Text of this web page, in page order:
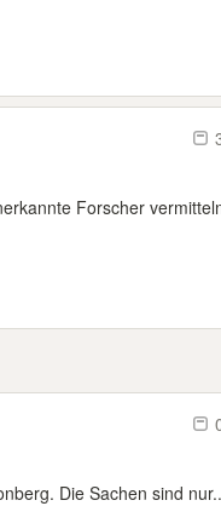
Forscher
Die Sachen sind